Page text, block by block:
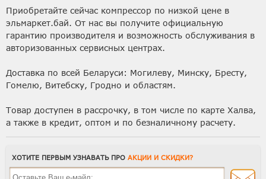
Приобретайте сейчас компрессор по низкой цене в
эльмаркет.бай. От нас вы получите официальную
гарантию производителя и возможность обслуживания в
авторизованных сервисных центрах.
Доставка по всей Беларуси: Могилеву, Минску, Бресту,
Гомелю, Витебску, Гродно и областям.
Товар доступен в рассрочку, в том числе по карте Халва,
а также в кредит, оптом и по безналичному расчету.
ХОТИТЕ ПЕРВЫМ УЗНАВАТЬ ПРО АКЦИИ И СКИДКИ?